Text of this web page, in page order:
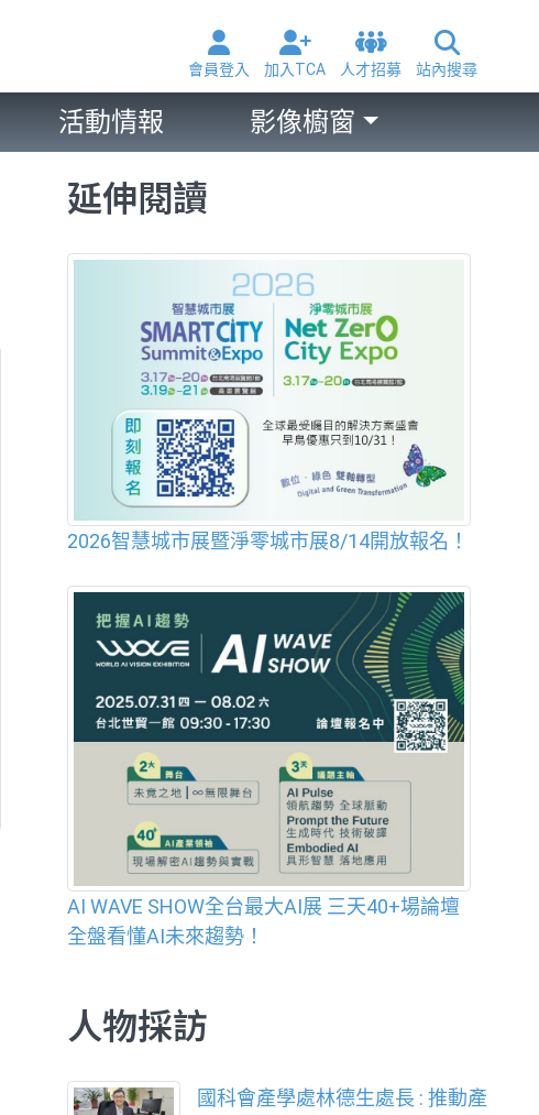
會員登入 加入TCA 人才招募 站內搜尋
活動情報 影像櫥窗
延伸閱讀
2026智慧城市展暨淨零城市展8/14開放報名！
AI WAVE SHOW全台最大AI展 三天40+場論壇
全盤看懂AI未來趨勢！
人物採訪
國科會產學處林德生處長 : 推動產